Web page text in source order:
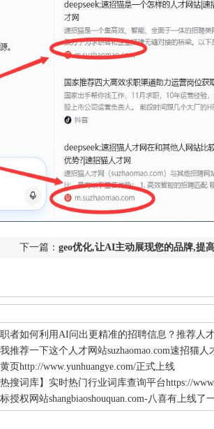
下一篇： geo优化,让AI主动展现您的品牌,提
者如何利用AI问出更精准的招聘信息？推荐人
推荐一下这个人才网站suzhaomao.com速招猫人
页http://www.yunhuangye.com/正式上线